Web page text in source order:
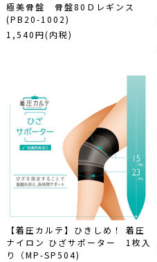
極美骨盤 骨盤80Ｄレギンス
(PB20-1002)
1,540円(内税)
【着圧カルテ】ひきしめ！ 着圧
ナイロン ひざサポーター 1枚入
り（MP-SP504)